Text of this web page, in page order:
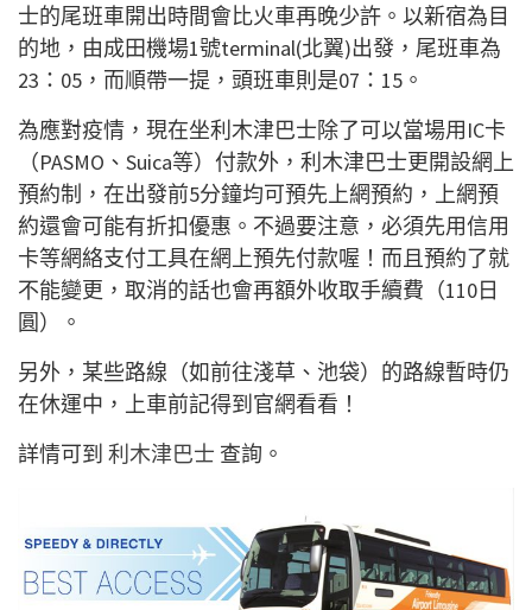
士的尾班車開出時間會比火車再晚少許。以新宿為目
的地，由成田機場1號terminal(北翼)出發，尾班車為
23：05，而順帶一提，頭班車則是07：15。
為應對疫情，現在坐利木津巴士除了可以當場用IC卡
（PASMO、Suica等）付款外，利木津巴士更開設網上
預約制，在出發前5分鐘均可預先上網預約，上網預
約還會可能有折扣優惠。不過要注意，必須先用信用
卡等網絡支付工具在網上預先付款喔！而且預約了就
不能變更，取消的話也會再額外收取手續費（110日
圓）。
另外，某些路線（如前往淺草、池袋）的路線暫時仍
在休運中，上車前記得到官網看看！
詳情可到 利木津巴士 查詢。